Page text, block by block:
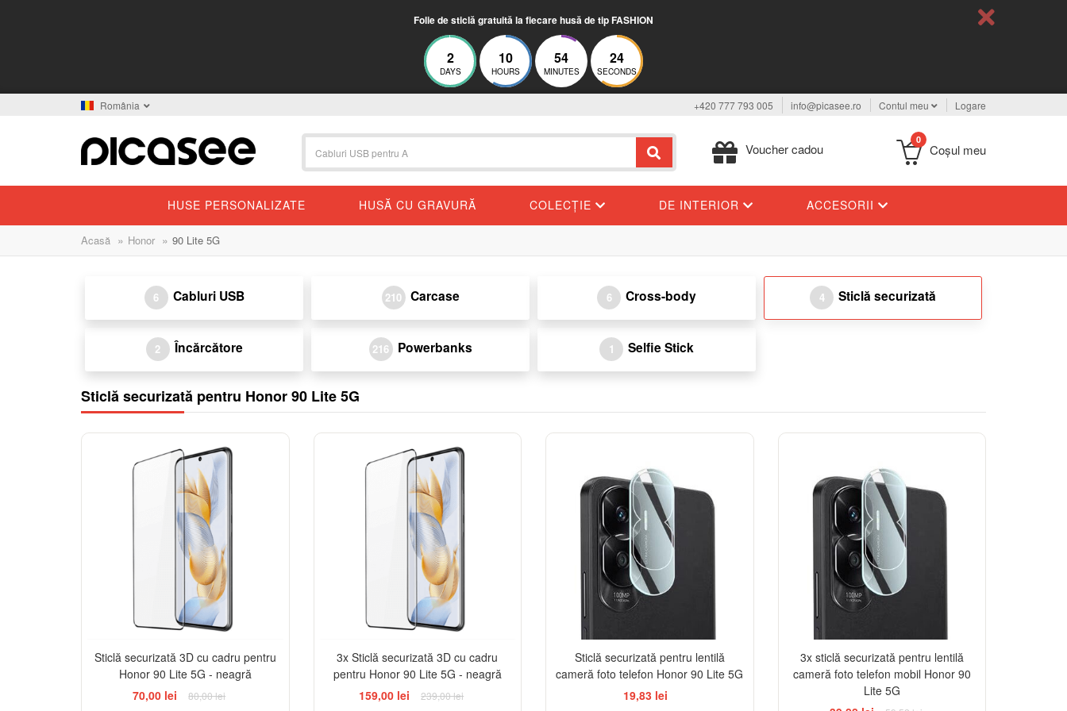
Folie de sticlă gratuită la fiecare husă de tip FASHION
2
DAYS
10
HOURS
54
MINUTES
24
SECONDS
România +420 777 793 005 info@picasee.ro Contul meu Logare
Voucher cadou
0
Coşul meu
HUSE PERSONALIZATE HUSĂ CU GRAVURĂ COLECȚIE DE INTERIOR ACCESORII
Acasă » Honor » 90 Lite 5G
6 Cabluri USB 210 Carcase 6 Cross-body 4 Sticlă securizată
2 Încărcătore 216 Powerbanks 1 Selfie Stick
Sticlă securizată pentru Honor 90 Lite 5G
Sticlă securizată 3D cu cadru pentru
Honor 90 Lite 5G - neagră
70,00 lei
80,00 lei
3x Sticlă securizată 3D cu cadru
pentru Honor 90 Lite 5G - neagră
159,00 lei
239,00 lei
Sticlă securizată pentru lentilă
cameră foto telefon Honor 90 Lite 5G
19,83 lei
3x sticlă securizată pentru lentilă
cameră foto telefon mobil Honor 90
Lite 5G